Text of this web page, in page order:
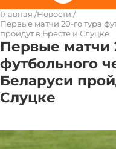
Главная Новости
Первые матчи 20-го тура
пройдут в Бресте и Слуцке
Первые матчи
футбольного
Беларуси
Слуцке